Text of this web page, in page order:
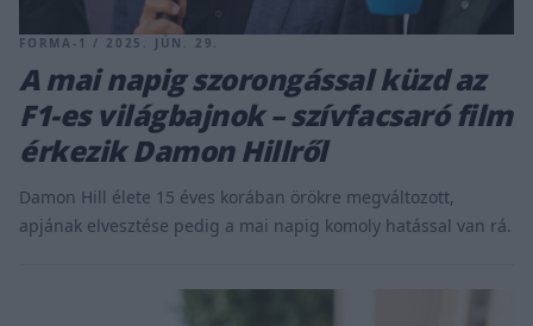
FORMA-1 / 2025. JÚN. 29.
A mai napig szorongással küzd az
F1-es világbajnok – szívfacsaró film
érkezik Damon Hillről
Damon Hill élete 15 éves korában örökre megváltozott,
apjának elvesztése pedig a mai napig komoly hatással van rá.